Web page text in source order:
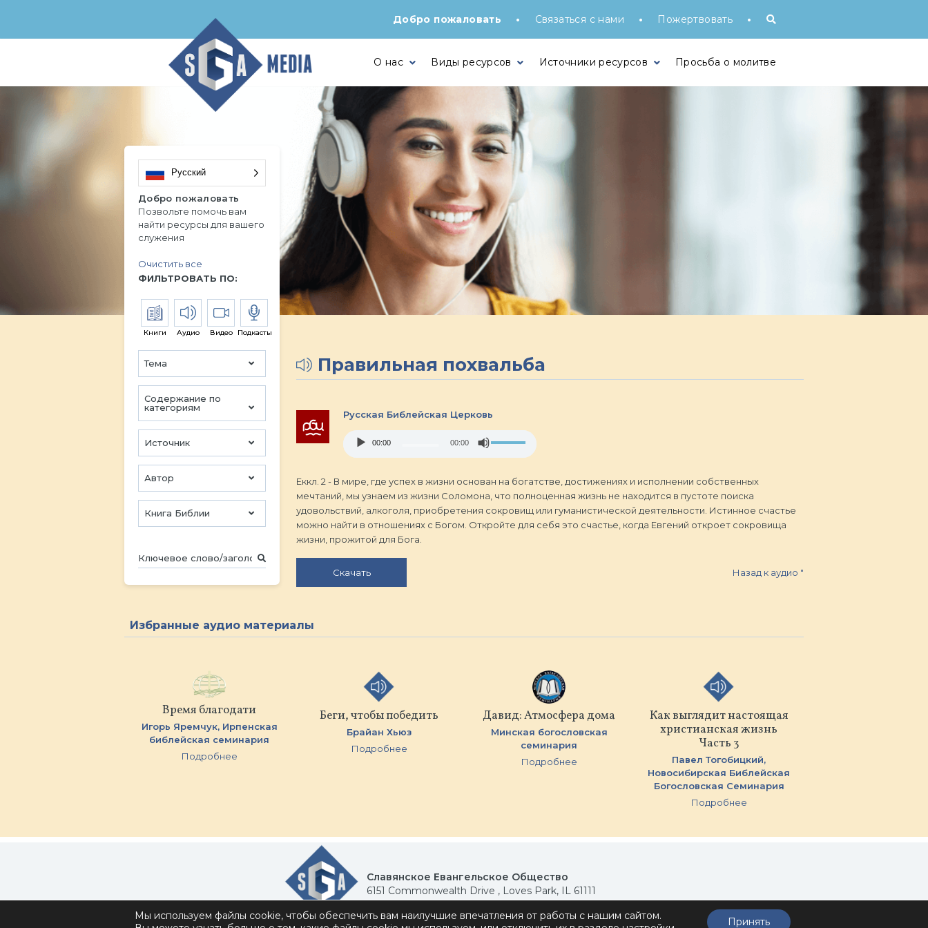
Добро пожаловать • Связаться с нами • Пожертвовать •
О нас Виды ресурсов Источники ресурсов Просьба о молитве
Русский
Добро пожаловать
Позвольте помочь вам
найти ресурсы для вашего
служения
Очистить все
ФИЛЬТРОВАТЬ ПО:
Книги Аудио Видео Подкасты
Тема
Содержание по
категориям
Источник
Автор
Книга Библии
Правильная похвальба
Русская Библейская Церковь
Audio
Player
00:00 00:00
keys
to
increase
or
Еккл. 2 - В мире, где успех в жизни основан на богатстве, достижениях и исполнении собственных
мечтаний, мы узнаем из жизни Соломона, что полноценная жизнь не находится в пустоте поиска
удовольствий, алкоголя, приобретения сокровищ или гуманистической деятельности. Истинное счастье
можно найти в отношениях с Богом. Откройте для себя это счастье, когда Евгений откроет сокровища
жизни, прожитой для Бога.
Скачать Назад к аудио "
Избранные аудио материалы
Время благодати
Игорь Яремчук, Ирпенская
библейская семинария
Подробнее
Беги, чтобы победить
Брайан Хьюз
Подробнее
Давид: Атмосфера дома
Минская бoгословская
семинария
Подробнее
Как выглядит настоящая
христианская жизнь
Часть 3
Павел Тогобицкий,
Новосибирская Библейская
Богословская Семинария
Подробнее
Славянское Евангельское Общество
6151 Commonwealth Drive , Loves Park, IL 61111
Политика конфиденциальности
Связаться с нами
Донорам. Для самостоятельного доступа
Мы используем файлы cookie, чтобы обеспечить вам наилучшие впечатления от работы с нашим сайтом.
Принять